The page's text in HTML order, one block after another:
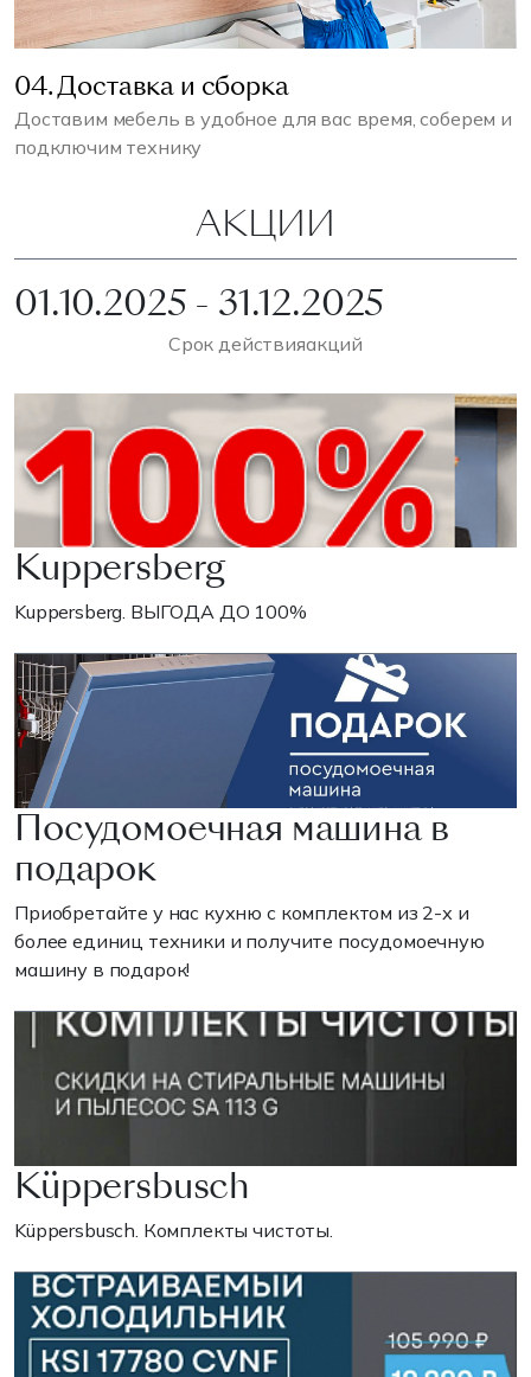
04. Доставка и сборка
Доставим мебель в удобное для вас время, соберем и
подключим технику
АКЦИИ
01.10.2025 - 31.12.2025
Срок действияакций
Kuppersberg
Kuppersberg. ВЫГОДА ДО 100%
Посудомоечная машина в
подарок
Приобретайте у нас кухню с комплектом из 2-х и
более единиц техники и получите посудомоечную
машину в подарок!
Küppersbusch
Küppersbusch. Комплекты чистоты.